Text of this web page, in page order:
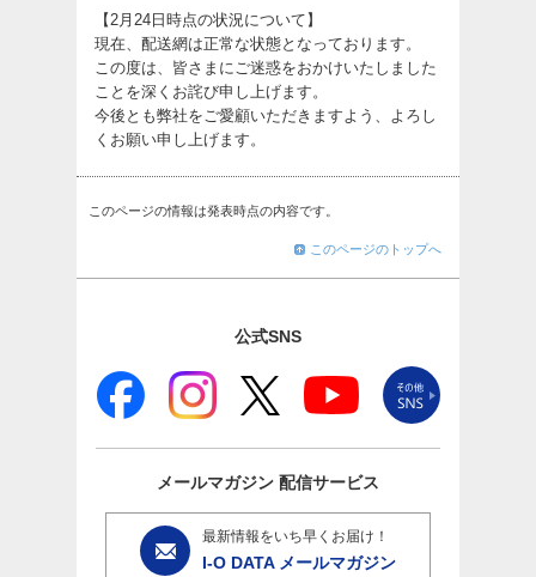
【2月24日時点の状況について】
現在、配送網は正常な状態となっております。
この度は、皆さまにご迷惑をおかけいたしました
ことを深くお詫び申し上げます。
今後とも弊社をご愛顧いただきますよう、よろし
くお願い申し上げます。
このページの情報は発表時点の内容です。
このページのトップへ
公式SNS
メールマガジン 配信サービス
最新情報をいち早くお届け！
I-O DATA メールマガジン